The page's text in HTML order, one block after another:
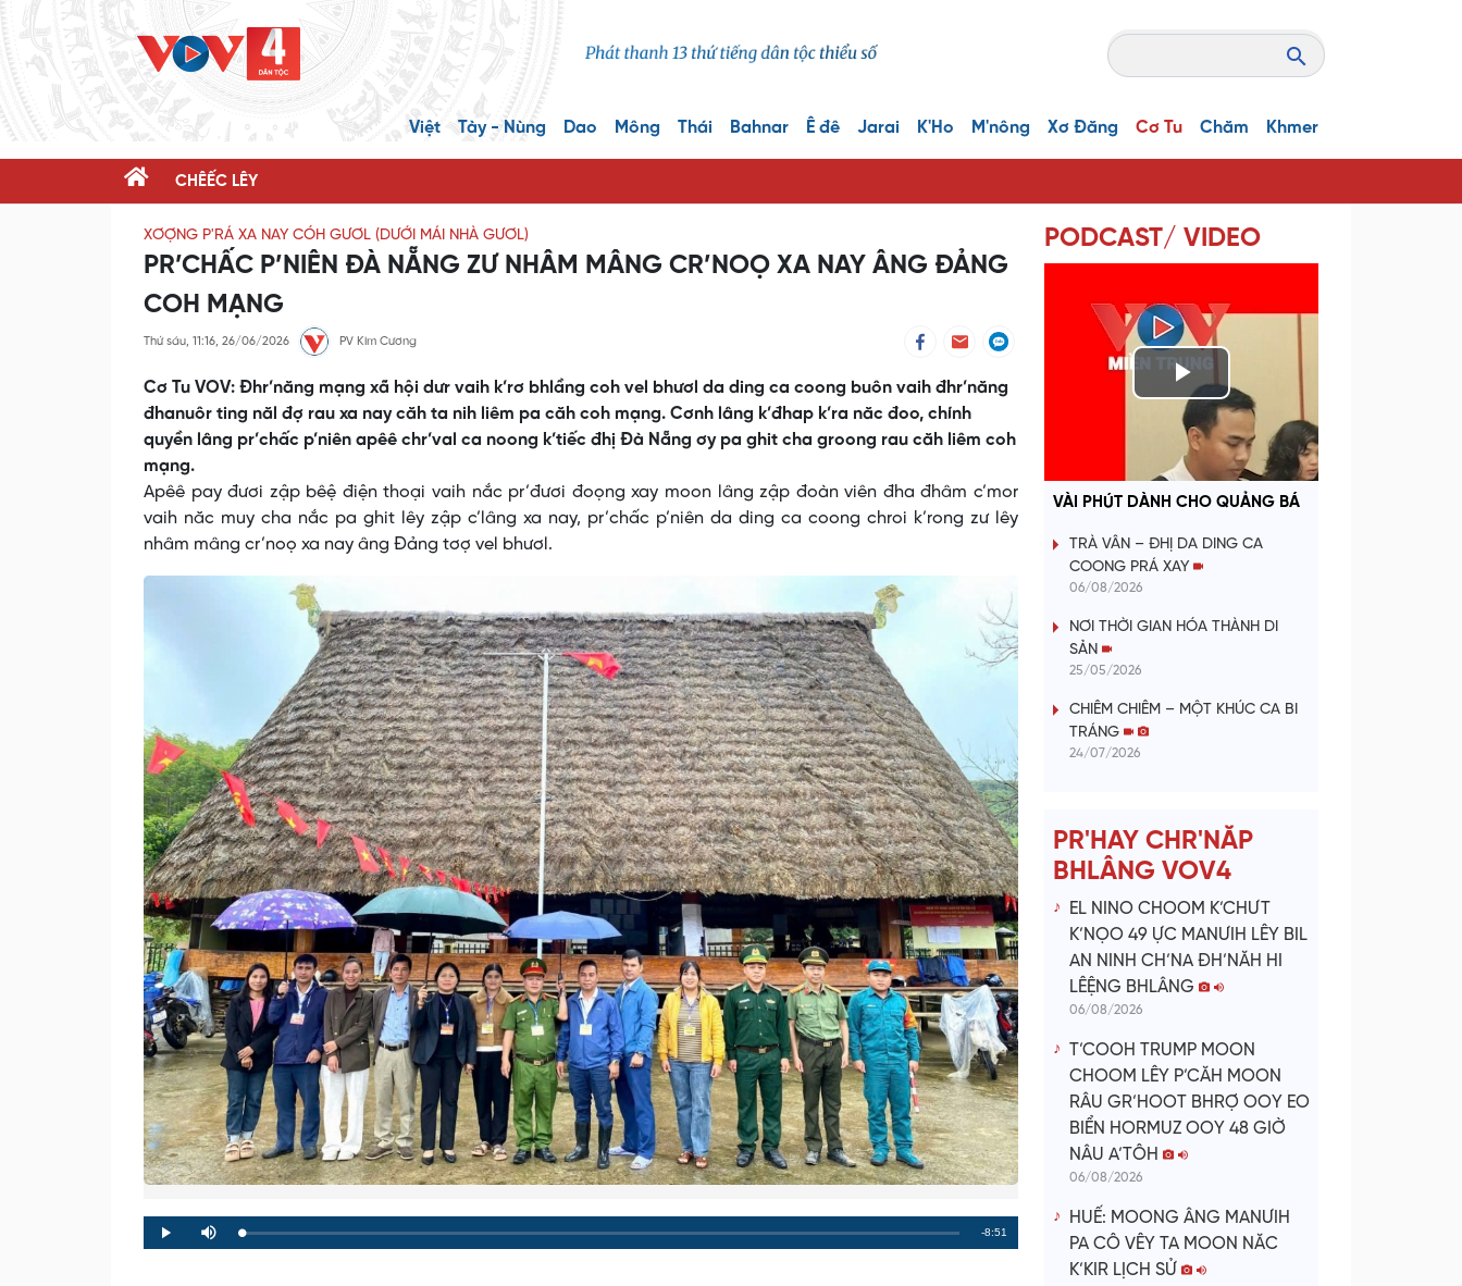
Việt Tày - Nùng Dao Mông Thái Bahnar Ê đê Jarai K'Ho M'nông Xơ Đăng Cơ Tu Chăm Khmer
CHÊẾC LÊY
XƠỢNG P'RÁ XA NAY CÓH GƯƠL (DƯỚI MÁI NHÀ GƯƠL)
PR’CHẤC P’NIÊN ĐÀ NẴNG ZƯ NHÂM MÂNG CR’NOỌ XA NAY ÂNG ĐẢNG
COH MẠNG
Thứ sáu, 11:16, 26/06/2026 PV Kim Cương
Cơ Tu VOV: Đhr’năng mạng xã hội dưr vaih k’rơ bhlầng coh vel bhươl da ding ca coong buôn vaih đhr’năng
đhanuôr ting năl đợ rau xa nay căh ta nih liêm pa căh coh mạng. Cơnh lâng k’đhap k’ra năc đoo, chính
quyền lâng pr’chấc p’niên apêê chr’val ca noong k’tiếc đhị Đà Nẵng ơy pa ghit cha groong rau căh liêm coh
mạng.
Apêê pay đươi zập bêệ điện thoại vaih nắc pr’đươi đoọng xay moon lâng zập đoàn viên đha đhâm c’mor
vaih năc muy cha nắc pa ghit lêy zập c’lâng xa nay, pr’chấc p’niên da ding ca coong chroi k’rong zư lêy
nhâm mâng cr’noọ xa nay âng Đảng tơợ vel bhươl.
Play Mute Loaded:
0%
Progress:
0%
Remaining
-8:51
PODCAST/ VIDEO
P
l
a
y
i
d
VÀI PHÚT DÀNH CHO QUẢNG BÁ
TRÀ VÂN – ĐHỊ DA DING CA
COONG PRÁ XAY
06/08/2026
NƠI THỜI GIAN HÓA THÀNH DI
SẢN
25/05/2026
CHIÊM CHIÊM – MỘT KHÚC CA BI
TRÁNG
24/07/2026
PR'HAY CHR'NĂP
BHLÂNG VOV4
EL NINO CHOOM K’CHƯT
K’NỌO 49 ỰC MANƯIH LÊY BIL
AN NINH CH’NA ĐH’NĂH HI
LÊỆNG BHLÂNG
06/08/2026
T’COOH TRUMP MOON
CHOOM LÊY P’CĂH MOON
RÂU GR’HOOT BHRỢ OOY EO
BIỂN HORMUZ OOY 48 GIỜ
NÂU A’TÔH
06/08/2026
HUẾ: MOONG ÂNG MANƯIH
PA CÔ VÊY TA MOON NĂC
K’KIR LỊCH SỬ